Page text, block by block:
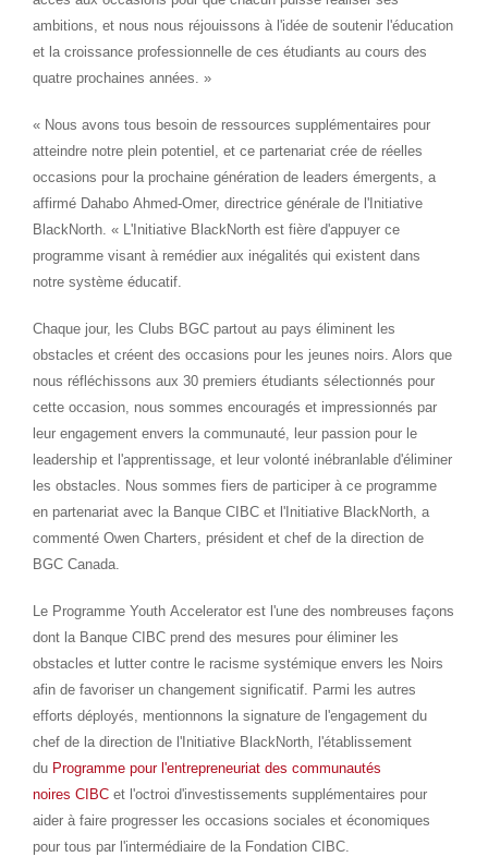
ambitions, et nous nous réjouissons à l'idée de soutenir l'éducation
et la croissance professionnelle de ces étudiants au cours des
quatre prochaines années. »
« Nous avons tous besoin de ressources supplémentaires pour
atteindre notre plein potentiel, et ce partenariat crée de réelles
occasions pour la prochaine génération de leaders émergents, a
affirmé Dahabo Ahmed-Omer, directrice générale de l'Initiative
BlackNorth. « L'Initiative BlackNorth est fière d'appuyer ce
programme visant à remédier aux inégalités qui existent dans
notre système éducatif.
Chaque jour, les Clubs BGC partout au pays éliminent les
obstacles et créent des occasions pour les jeunes noirs. Alors que
nous réfléchissons aux 30 premiers étudiants sélectionnés pour
cette occasion, nous sommes encouragés et impressionnés par
leur engagement envers la communauté, leur passion pour le
leadership et l'apprentissage, et leur volonté inébranlable d'éliminer
les obstacles. Nous sommes fiers de participer à ce programme
en partenariat avec la Banque CIBC et l'Initiative BlackNorth, a
commentéOwen Charters, président et chef de la direction de
BGC Canada.
Le Programme Youth Accelerator est l'une des nombreuses façons
dont la Banque CIBC prend des mesures pour éliminer les
obstacles et lutter contre le racisme systémique envers les Noirs
afin de favoriser un changement significatif. Parmi les autres
efforts déployés, mentionnons la signature de l'engagement du
chef de la direction de l'Initiative BlackNorth, l'établissement
du Programme pour l'entrepreneuriat des communautés
noires CIBC et l'octroi d'investissements supplémentaires pour
aider à faire progresser les occasions sociales et économiques
pour tous par l'intermédiaire de la Fondation CIBC.